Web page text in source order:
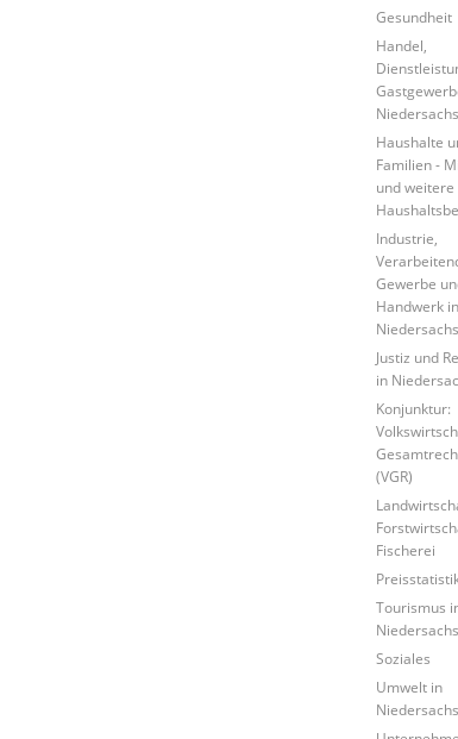
Gesundheit
Handel,
Haushalte
Familien -
und weitere
Industrie,
Gewerbe
Handwerk in
Justiz und
in
Konjunktur:
(VGR)
Fischerei
Tourismus
Soziales
Umwelt in